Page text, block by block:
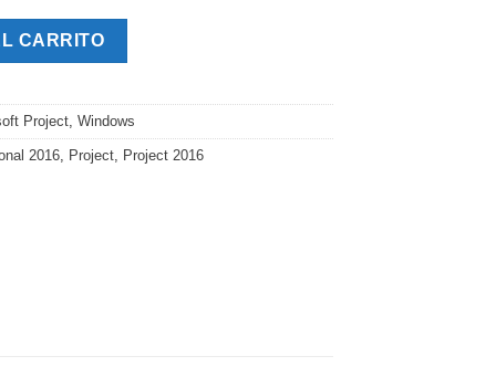
cantidad
CARRITO
Project Windows
2016 Project Project 2016